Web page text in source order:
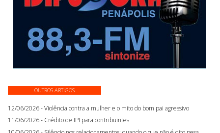
OUTROS ARTIGOS
12/06/2026 - Violência contra a mulher e o mito do bom pai agressivo
11/06/2026 - Crédito de IPI para contribuintes